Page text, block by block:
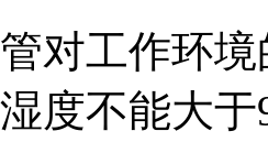
对工作环
度不能大